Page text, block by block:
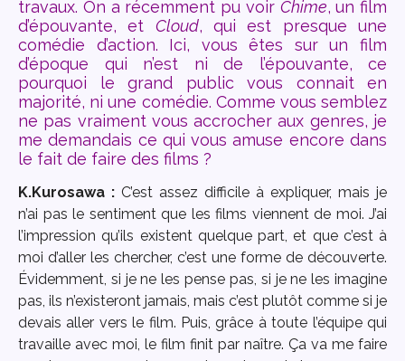
travaux. On a récemment pu voir Chime, un film
d’épouvante, et Cloud, qui est presque une
comédie d’action. Ici, vous êtes sur un film
d’époque qui n’est ni de l’épouvante, ce
pourquoi le grand public vous connait en
majorité, ni une comédie. Comme vous semblez
ne pas vraiment vous accrocher aux genres, je
me demandais ce qui vous amuse encore dans
le fait de faire des films ?
K.Kurosawa : C’est assez difficile à expliquer, mais je
n’ai pas le sentiment que les films viennent de moi. J’ai
l’impression qu’ils existent quelque part, et que c’est à
moi d’aller les chercher, c’est une forme de découverte.
Évidemment, si je ne les pense pas, si je ne les imagine
pas, ils n’existeront jamais, mais c’est plutôt comme si je
devais aller vers le film. Puis, grâce à toute l’équipe qui
travaille avec moi, le film finit par naître. Ça va me faire